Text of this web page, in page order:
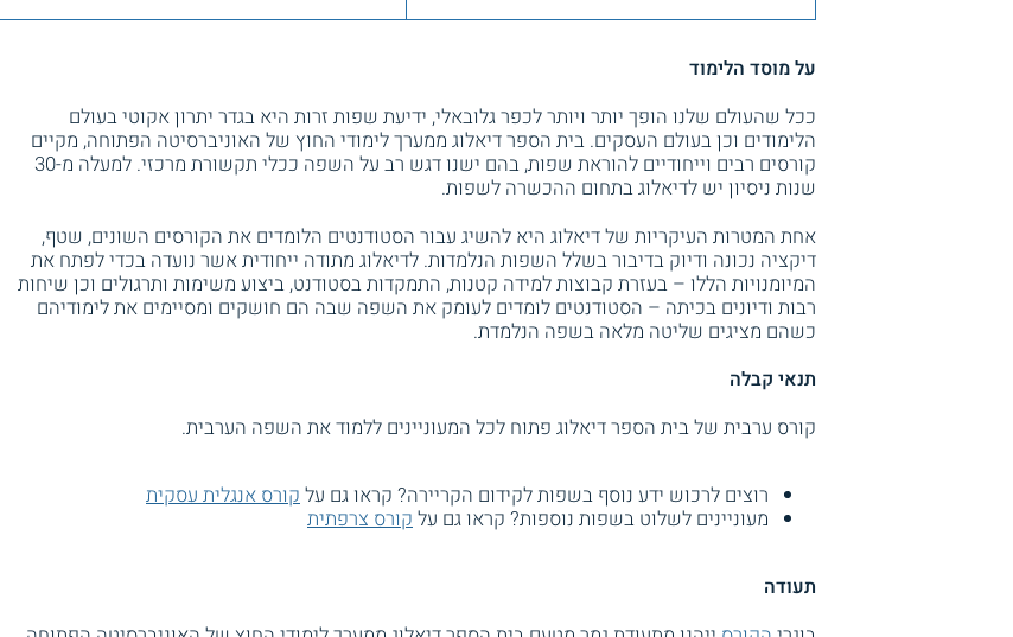
על מוסד הלימוד
ככל שהעולם שלנו הופך יותר ויותר לכפר גלובאלי, ידיעת שפות זרות היא בגדר יתרון אקוטי בעולם
הלימודים וכן בעולם העסקים. בית הספר דיאלוג ממערך לימודי החוץ של האוניברסיטה הפתוחה, מקיים
קורסים רבים וייחודיים להוראת שפות, בהם ישנו דגש רב על השפה ככלי תקשורת מרכזי. למעלה מ-30
שנות ניסיון יש לדיאלוג בתחום ההכשרה לשפות.
אחת המטרות העיקריות של דיאלוג היא להשיג עבור הסטודנטים הלומדים את הקורסים השונים, שטף,
דיקציה נכונה ודיוק בדיבור בשלל השפות הנלמדות. לדיאלוג מתודה ייחודית אשר נועדה בכדי לפתח את
המיומנויות הללו – בעזרת קבוצות למידה קטנות, התמקדות בסטודנט, ביצוע משימות ותרגולים וכן שיחות
רבות ודיונים בכיתה – הסטודנטים לומדים לעומק את השפה שבה הם חושקים ומסיימים את לימודיהם
כשהם מציגים שליטה מלאה בשפה הנלמדת.
תנאי קבלה
קורס ערבית של בית הספר דיאלוג פתוח לכל המעוניינים ללמוד את השפה הערבית.
רוצים לרכוש ידע נוסף בשפות לקידום הקריירה? קראו גם עלקורס אנגלית עסקית
מעוניינים לשלוט בשפות נוספות? קראו גם עלקורס צרפתית
תעודה